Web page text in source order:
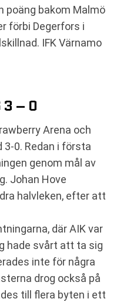
poäng bakom Malmö
förbi Degerfors i
IFK Värnamo
3 – 0
Arena och
3-0. Redan i första
genom mål av
Johan Hove
halvleken, efter att
där AIK var
hade svårt att ta sig
inte för några
drog också på
till flera byten i ett